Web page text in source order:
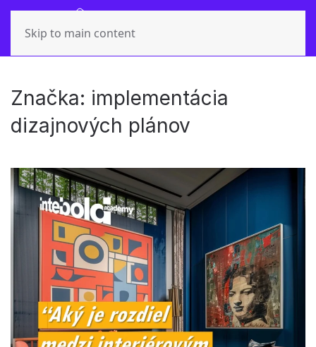
Skip to main content
Značka: implementácia
dizajnových plánov